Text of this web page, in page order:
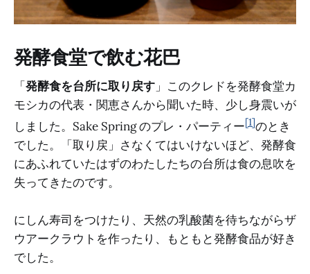
発酵食堂で飲む花巴
「発酵食を台所に取り戻す 」このクレドを発酵食堂カ
モシカの代表・関恵さんから聞いた時、少し身震いが
しました。Sake Spring のプレ・パーティー[1]のとき
でした。「取り戻」さなくてはいけないほど、発酵食
にあふれていたはずのわたしたちの台所は食の息吹を
失ってきたのです。
にしん寿司をつけたり、天然の乳酸菌を待ちながらザ
ウアークラウトを作ったり、もともと発酵食品が好き
でした。